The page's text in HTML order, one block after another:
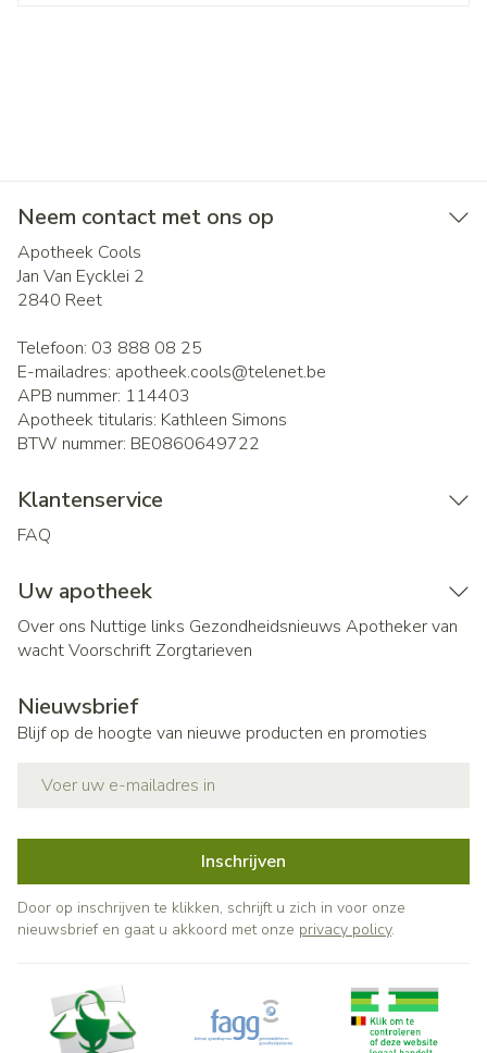
Neem contact met ons op
Apotheek Cools
Jan Van Eycklei 2
2840 Reet
Telefoon: 03 888 08 25
E-mailadres: apotheek.cools@telenet.be
APB nummer: 114403
Apotheek titularis: Kathleen Simons
BTW nummer: BE0860649722
Klantenservice
FAQ
Uw apotheek
Over ons Nuttige links Gezondheidsnieuws Apotheker van
wachtVoorschrift Zorgtarieven
Nieuwsbrief
Blijf op de hoogte van nieuwe producten en promoties
Inschrijven
Door op inschrijven te klikken, schrijft u zich in voor onze
nieuwsbrief en gaat u akkoord met onze privacy policy.